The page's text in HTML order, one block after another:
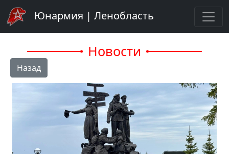
Юнармия | Ленобласть
Новости
Назад